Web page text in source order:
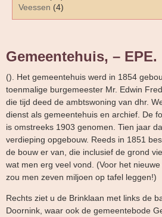
Veessen (4)
Gemeentehuis, – EPE.
(). Het gemeentehuis werd in 1854
toenmalige burgemeester Mr. Edwin
die tijd deed de ambtswoning van dhr.
dienst als gemeentehuis en archief. De
is omstreeks 1903 genomen. Tien jaar
verdieping opgebouw. Reeds in 1851
de bouw er van, die inclusief de grond
wat men erg veel vond. (Voor het
zou men zeven miljoen op tafel leggen!)
Rechts ziet u de Brinklaan met links de
Doornink, waar ook de gemeentebode